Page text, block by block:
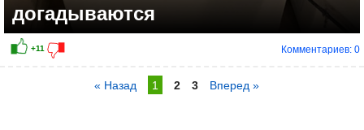
догадываются
Комментариев: 0
« Назад 1 2 3 Вперед »